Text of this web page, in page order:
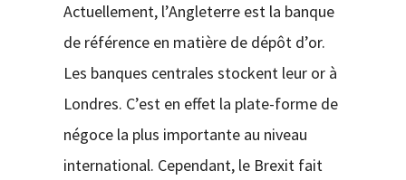
Actuellement, l’Angleterre est la banque
de référence en matière de dépôt d’or.
Les banques centrales stockent leur or à
Londres. C’est en effet la plate-forme de
négoce la plus importante au niveau
international. Cependant, le Brexit fait